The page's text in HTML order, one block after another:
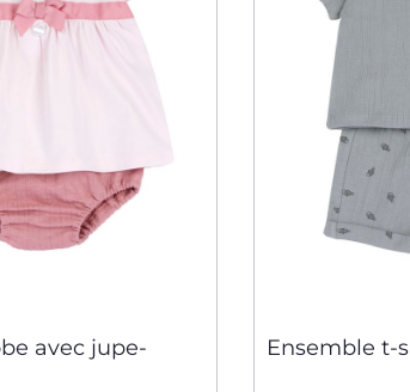
avec jupe-
Ensemble t-